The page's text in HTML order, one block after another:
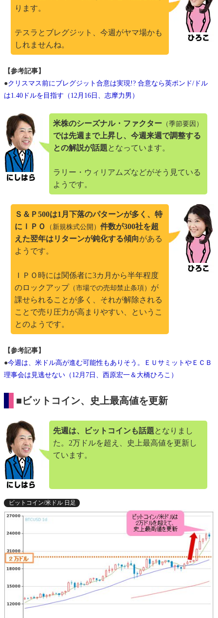
ります。
テスラとブレグジット、今週がヤマ場かも
しれませんね。
【参考記事】
●クリスマス前にブレグジット合意は実現!? 合意なら英ポンド/ドル
は1.40ドルを目指す（12月16日、志摩力男）
米株のシーズナル・ファクター （季節要因）
では先週まで上昇し、今週来週で調整する
との解説が話題となっています。
ラリー・ウィリアムズなどがそう見ている
ようです。
Ｓ＆Ｐ500は1月下落のパターンが多く、特
にＩＰＯ
（新規株式公開） 件数が300社を超
えた翌年はリターンが鈍化する傾向がある
ようです。
ＩＰＯ時には関係者に3カ月から半年程度
のロックアップ （市場での売却禁止条項） が
課せられることが多く、それが解除される
ことで売り圧力が高まりやすい、というこ
とのようです。
【参考記事】
●今週は、米ドル高が進む可能性もありそう。ＥＵサミットやＥＣＢ
理事会は見逃せない（12月7日、西原宏一＆大橋ひろこ）
■ビットコイン、史上最高値を更新
先週は、ビットコインも話題となりまし
た。2万ドルを超え、史上最高値を更新し
ています。
ビットコイン/米ドル 日足